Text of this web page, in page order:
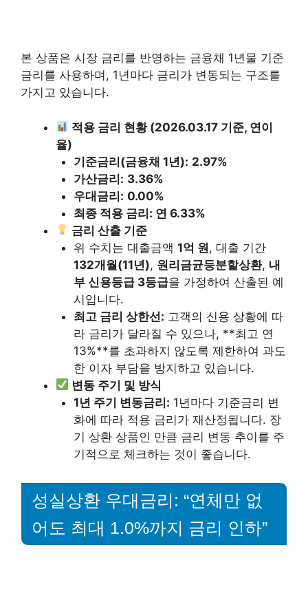
본 상품은 시장 금리를 반영하는 금융채 1년물 기준
금리를 사용하며, 1년마다 금리가 변동되는 구조를
가지고 있습니다.
적용 금리 현황 (2026.03.17 기준, 연이
율)
기준금리(금융채 1년): 2.97%
가산금리: 3.36%
우대금리: 0.00%
최종 적용 금리: 연 6.33%
금리 산출 기준
위 수치는 대출금액 1억 원, 대출 기간
132개월(11년), 원리금균등분할상환, 내
부 신용등급 3등급을 가정하여 산출된 예
시입니다.
최고 금리 상한선: 고객의 신용 상황에 따
라 금리가 달라질 수 있으나, **최고 연
13%**를 초과하지 않도록 제한하여 과도
한 이자 부담을 방지하고 있습니다.
변동 주기 및 방식
1년 주기 변동금리: 1년마다 기준금리 변
화에 따라 적용 금리가 재산정됩니다. 장
기 상환 상품인 만큼 금리 변동 추이를 주
기적으로 체크하는 것이 좋습니다.
성실상환 우대금리: “연체만 없
어도 최대 1.0%까지 금리 인하”